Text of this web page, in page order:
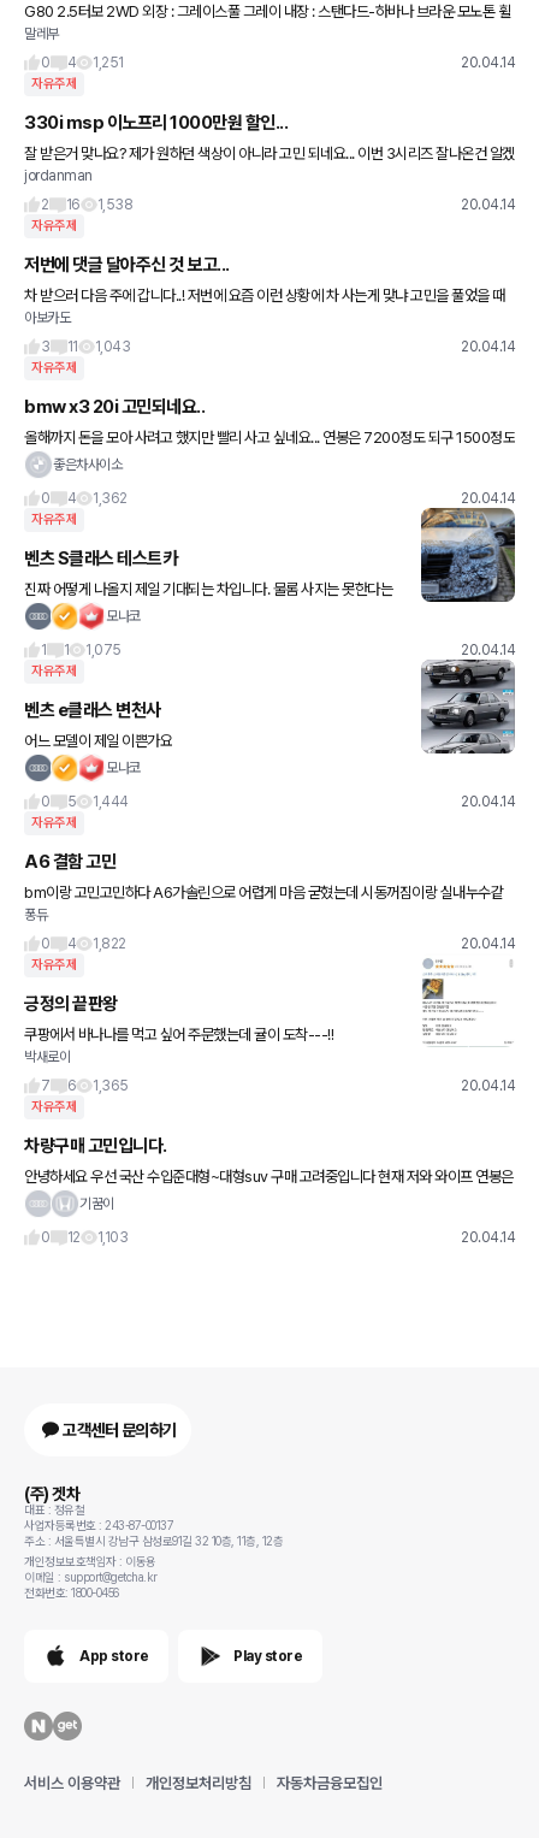
G80 2.5터보 2WD 외장 : 그레이스풀 그레이 내장 : 스탠다드-하바나 브라운 모노톤 휠
&타이어 : 19" 스포크 타입(B) 선택옵션 프리뷰 전자제어 서스펜션 파퓰러 패키지 드라이
빙 어시스
말레부
0
4 1,251 20.04.14
자유주제
330i msp 이노프리 1000만원 할인...
잘 받은거 맞나요? 제가 원하던 색상이 아니라 고민 되네요... 이번 3시리즈 잘나온건 알겠
으나 역대급이라거 하기엔 부족해 보이는데요 그거치고 가격이 너무 센거 같더라구요...
근데 330i 풀옵션
jordanman
2
16 1,538 20.04.14
자유주제
저번에 댓글 달아주신 것 보고...
차 받으러 다음 주에 갑니다..! 저번에 요즘 이런 상황에 차 사는게 맞냐 고민을 풀었을 때
많은 분들이 긍정적인 댓글과 공감해주셨어요. 덕분에 고민 좀 더 하고 차 뽑기로 했습니
다-! 배차 되
아보카도
3
11 1,043 20.04.14
자유주제
bmw x3 20i 고민되네요..
올해까지 돈을 모아 사려고 했지만 빨리 사고 싶네요... 연봉은 7200정도 되구 1500정도
모았습니다 나머지는 할부로 하기에는 무리겠죠?ㅜㅜ
좋은차사이소
0
4 1,362 20.04.14
자유주제
벤츠 S클래스 테스트카
진짜 어떻게 나올지 제일 기대되는 차입니다. 물롬 사지는 못한다는
거..
모나코
1
1 1,075 20.04.14
자유주제
벤츠 e클래스 변천사
어느 모델이 제일 이쁜가요
모나코
0
5 1,444 20.04.14
자유주제
A6 결함 고민
bm이랑 고민고민하다 A6가솔린으로 어렵게 마음 굳혔는데 시동꺼짐이랑 실내누수같
은 결함 후기들이 많이보여 답답하네요 심지어 출고한 당일날 시동꺼져서 입고된 경우도
있더라구요 T.T 차 자체는 역대
퐁듀
0
4 1,822 20.04.14
자유주제
긍정의 끝판왕
쿠팡에서 바나나를 먹고 싶어 주문했는데 귤이 도착---!!
박새로이
7
6 1,365 20.04.14
자유주제
차량구매 고민입니다.
안녕하세요 우선 국산 수입준대형~대형suv 구매 고려중입니다 현재 저와 와이프 연봉은
둘이 세후8천 조금 넘습니다. 우선 지금 차는 쏘울, 티볼리며 이제 곧 아이가 태어나 차를
기꿈이
0
12 1,103 20.04.14
고객센터 문의하기
(주) 겟차
대표 : 정유철
사업자등록번호 : 243-87-00137
주소 : 서울특별시 강남구 삼성로91길 32 10층, 11층, 12층
개인정보보호책임자 : 이동용
이메일 : support@getcha.kr
전화번호: 1800-0456
App store Play store
서비스 이용약관 개인정보처리방침 자동차금융모집인